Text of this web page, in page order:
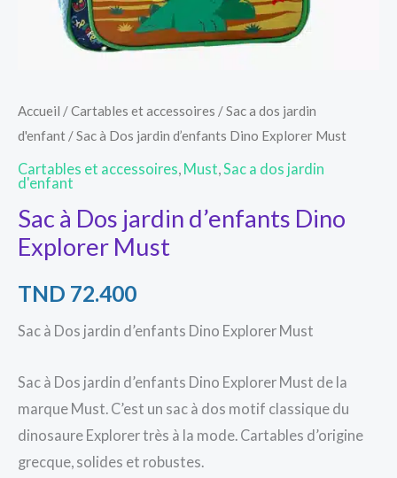
Accueil /Cartables et accessoires /Sac a dos jardin
d'enfant / Sac à Dos jardin d’enfants Dino Explorer Must
Cartables et accessoires Must Sac a dos jardin
d'enfant
Sac à Dos jardin d’enfants Dino
Explorer Must
TND 72.400
Sac à Dos jardin d’enfants Dino Explorer Must
Sac à Dos jardin d’enfants Dino Explorer Must de la
marque Must. C’est un sac à dos motif classique du
dinosaure Explorer très à la mode. Cartables d’origine
grecque, solides et robustes.